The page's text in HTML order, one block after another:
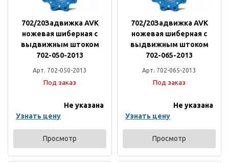
702/20Задвижка AVK
ножевая шиберная с
выдвижным штоком
702-050-2013
Арт. 702-050-2013
Под заказ
Не указана
Узнать цену
Просмотр
702/20Задвижка AVK
ножевая шиберная с
выдвижным штоком
702-065-2013
Арт. 702-065-2013
Под заказ
Не указана
Узнать цену
Просмотр